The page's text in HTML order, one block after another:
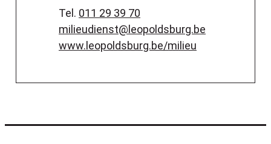
011 29 39 70
E-mailmilieudienst@leopoldsburg.be
Websitewww.leopoldsburg.be/milieu